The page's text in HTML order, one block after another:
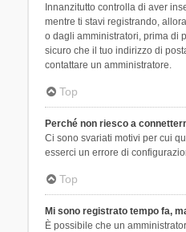
Innanzitutto controlla di aver
mentre ti stavi registrando,
o dagli amministratori, prima di
sicuro che il tuo indirizzo di
contattare un amministratore.
Top
Perché non riesco a
Ci sono svariati motivi per cui
esserci un errore di
Top
Mi sono registrato tempo fa,
È possibile che un